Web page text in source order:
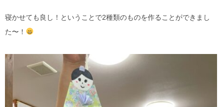
寝かせても良し！ということで2種類のものを作ることができまし
た〜！